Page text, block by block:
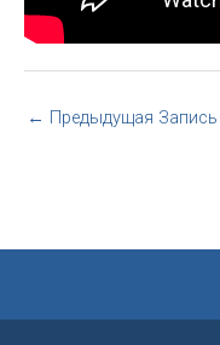
← Предыдущая Запись